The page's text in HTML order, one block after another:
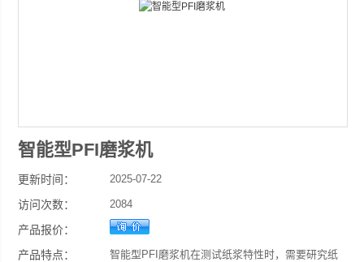
智能型PFI磨浆机
更新时间： 2025-07-22
访问次数： 2084
产品报价：
产品特点：
智能型PFI磨浆机在测试纸浆特性时，需要研究纸